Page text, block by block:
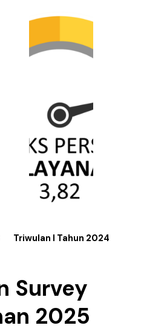
Triwulan I Tahun 2024
Survey
2025